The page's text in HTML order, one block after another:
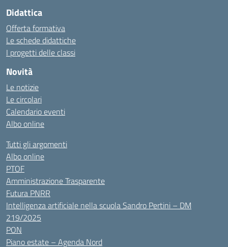
Didattica
Offerta formativa
Le schede didattiche
I progetti delle classi
Novità
Le notizie
Le circolari
Calendario eventi
Albo online
Tutti gli argomenti
Albo online
PTOF
Amministrazione Trasparente
Futura PNRR
Intelligenza artificiale nella scuola Sandro Pertini – DM
219/2025
PON
Piano estate – Agenda Nord